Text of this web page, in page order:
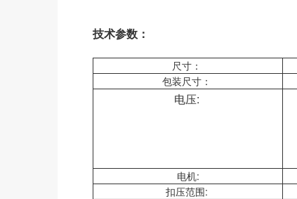
技术参数：
尺寸：
包装尺寸：
电压:
电机:
扣压范围: